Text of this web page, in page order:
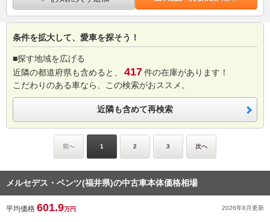
条件を拡大して、愛車を探そう！
■探す地域を広げる
近隣の都道府県も含めると、
417件の在庫があります！
こだわりのある車なら、この検索がおススメ。
近隣も含めて再検索
前へ 1 2 3 次へ
メルセデス・ベンツ(福井県)の中古車本体価格相場
平均価格 601.9万円 2026年8月更新